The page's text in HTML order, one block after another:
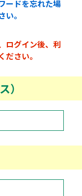
ードを忘れた場
。
ログイン後、利
さい。
）